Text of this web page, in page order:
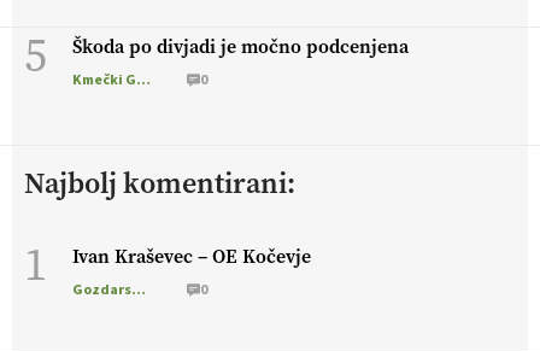
5 Škoda po divjadi je močno podcenjena
Kmečki Glas 0
Najbolj komentirani:
1 Ivan Kraševec – OE Kočevje
Gozdarstvo 0